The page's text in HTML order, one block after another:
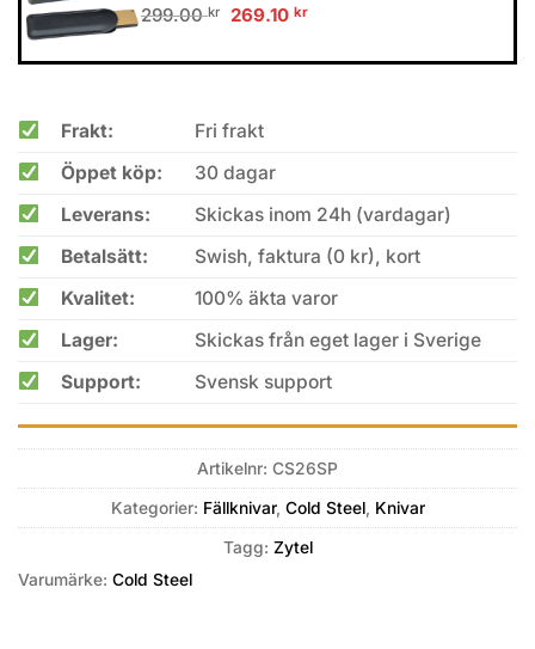
299.00kr
Original
was:
269.10 krCurrent
is:
Frakt:
Fri frakt
Öppet köp:
30 dagar
Leverans:
Skickas inom 24h (vardagar)
Betalsätt:
Swish, faktura (0 kr), kort
Kvalitet:
100% äkta varor
Lager:
Skickas från eget lager i Sverige
Support:
Svensk support
Artikelnr: CS26SP
Kategorier: Fällknivar, Cold Steel, Knivar
Tagg: Zytel
Varumärke: Cold Steel